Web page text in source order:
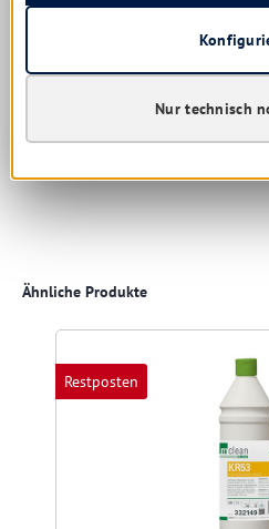
Produktgalerie überspringen
Ähnliche Produkte
Restposten
Nur technisch